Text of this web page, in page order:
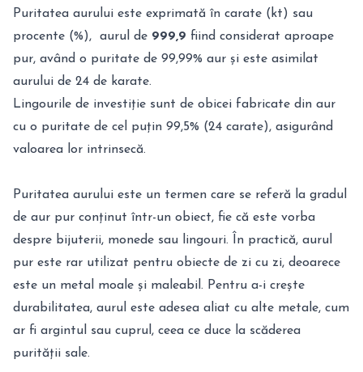
Puritatea aurului este exprimată în carate (kt) sau
procente (%), aurul de 999,9 fiind considerat aproape
pur, având o puritate de 99,99% aur și este asimilat
aurului de 24 de karate.
Lingourile de investiție sunt de obicei fabricate din aur
cu o puritate de cel puțin 99,5% (24 carate), asigurând
valoarea lor intrinsecă.
Puritatea aurului este un termen care se referă la gradul
de aur pur conținut într-un obiect, fie că este vorba
despre bijuterii, monede sau lingouri. În practică, aurul
pur este rar utilizat pentru obiecte de zi cu zi, deoarece
este un metal moale și maleabil. Pentru a-i crește
durabilitatea, aurul este adesea aliat cu alte metale, cum
ar fi argintul sau cuprul, ceea ce duce la scăderea
purității sale.